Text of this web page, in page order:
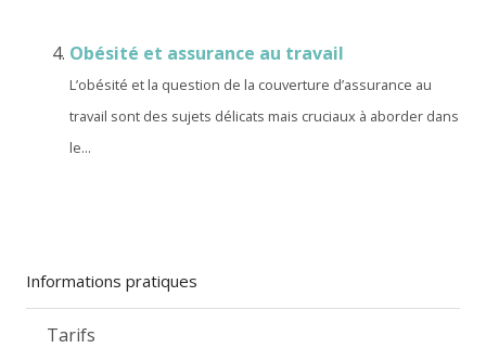
Obésité et assurance au travail
L’obésité et la question de la couverture d’assurance au
travail sont des sujets délicats mais cruciaux à aborder dans
le...
Informations pratiques
Tarifs